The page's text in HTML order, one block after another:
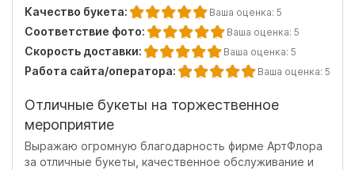
Качество букета: Ваша оценка: 5
Соответствие фото: Ваша оценка: 5
Скорость доставки: Ваша оценка: 5
Работа сайта/оператора: Ваша оценка: 5
Отличные букеты на торжественное
мероприятие
Выражаю огромную благодарность фирме АртФлора
за отличные букеты, качественное обслуживание и